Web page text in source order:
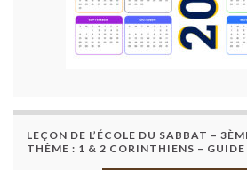
LEÇON DE L’ÉCOLE DU SABBAT –
THÈME : 1 & 2 CORINTHIENS –